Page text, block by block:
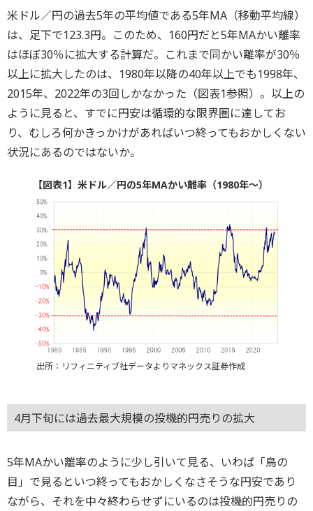
米ドル／円の過去5年の平均値である5年MA（移動平均線）
は、足下で123.3円。このため、160円だと5年MAかい離率
はほぼ30％に拡大する計算だ。これまで同かい離率が30％
以上に拡大したのは、1980年以降の40年以上でも1998年、
2015年、2022年の3回しかなかった（図表1参照）。以上の
ように見ると、すでに円安は循環的な限界圏に達してお
り、むしろ何かきっかけがあればいつ終ってもおかしくない
状況にあるのではないか。
【図表1】米ドル／円の5年MAかい離率（1980年～）
出所：リフィニティブ社データよりマネックス証券作成
4月下旬には過去最大規模の投機的円売りの拡大
5年MAかい離率のように少し引いて見る、いわば「鳥の
目」で見るといつ終ってもおかしくなさそうな円安であり
ながら、それを中々終わらせずにいるのは投機的円売りの